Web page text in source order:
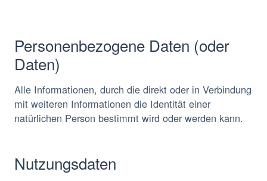
Personenbezogene Daten (oder
Daten)
Alle Informationen, durch die direkt oder in Verbindung
mit weiteren Informationen die Identität einer
natürlichen Person bestimmt wird oder werden kann.
Nutzungsdaten